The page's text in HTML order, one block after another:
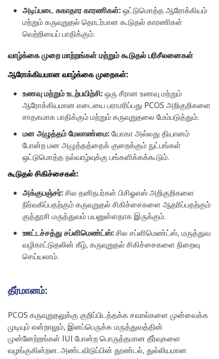
அடிப்படை சுகாதார காரணிகள்:ஒட்டுமொத்த ஆரோக்கியம்
மற்றும் கருவுறுதல் தொடர்பான கூடுதல் காரணிகள்
வெற்றியைப் பாதிக்கும்.
வாழ்க்கை முறை மாற்றங்கள் மற்றும் கூடுதல் பரிசீலனைகள்
ஆரோக்கியமான வாழ்க்கை முறைகள்:
உணவு மற்றும் உடற்பயிற்சி:ஒரு சீரான உணவு மற்றும்
ஆரோக்கியமான எடையை பராமரிப்பது PCOS அறிகுறிகளை
சாதகமாக பாதிக்கும் மற்றும் கருவுறுதலை மேம்படுத்தும்.
மன அழுத்தம் மேலாண்மை:யோகா அல்லது தியானம்
போன்ற மன அழுத்தத்தைக் குறைக்கும் நுட்பங்கள்
ஒட்டுமொத்த நல்வாழ்வுக்கு பங்களிக்கக்கூடும்.
கூடுதல் சிகிச்சைகள்:
அக்குபஞ்சர்:சில தனிநபர்கள் பிசிஓஎஸ் அறிகுறிகளை
நிர்வகிப்பதற்கும் கருவுறுதல் சிகிச்சைகளை ஆதரிப்பதற்கும்
குத்தூசி மருத்துவம் பயனுள்ளதாக இருக்கும்.
ஊட்டச்சத்து சப்ளிமெண்ட்ஸ்:சில சப்ளிமெண்ட்ஸ், மருத்துவ
வழிகாட்டுதலின் கீழ், கருவுறுதல் சிகிச்சைகளை நிறைவு
செய்யலாம்.
தீர்மானம்:
PCOS கருவுறுதலுக்கு குறிப்பிடத்தக்க சவால்களை முன்வைக்க
முடியும் என்றாலும், இனப்பெருக்க மருத்துவத்தின்
முன்னேற்றங்கள் IUI போன்ற பொருத்தமான தீர்வுகளை
வழங்குகின்றன. அண்டவிடுப்பின் தூண்டல், துல்லியமான